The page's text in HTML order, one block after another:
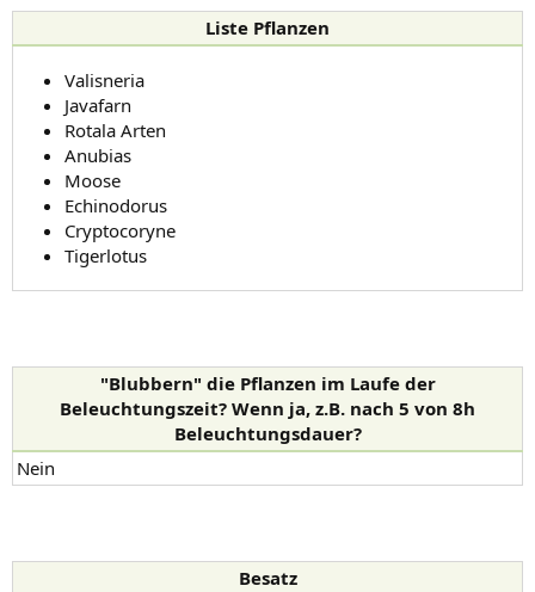
Liste Pflanzen
Valisneria
Javafarn
Rotala Arten
Anubias
Moose
Echinodorus
Cryptocoryne
Tigerlotus
"Blubbern" die Pflanzen im Laufe der
Beleuchtungszeit? Wenn ja, z.B. nach 5 von 8h
Beleuchtungsdauer?
Nein
Besatz